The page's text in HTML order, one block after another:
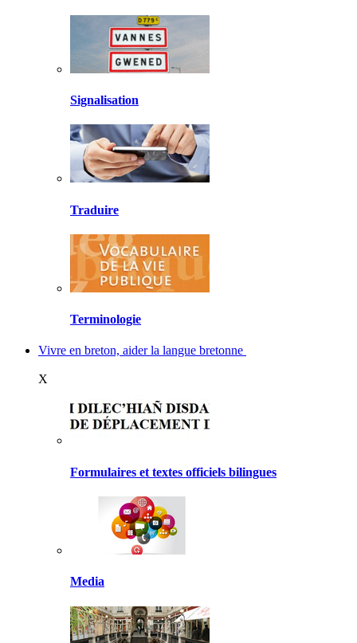
Signalisation
Traduire
Terminologie
Vivre en breton, aider la langue bretonne
X
Formulaires et textes officiels bilingues
Media